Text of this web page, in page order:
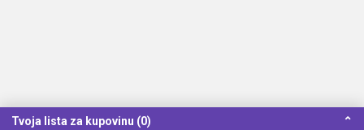
Tvoja lista za kupovinu (0) ⌃